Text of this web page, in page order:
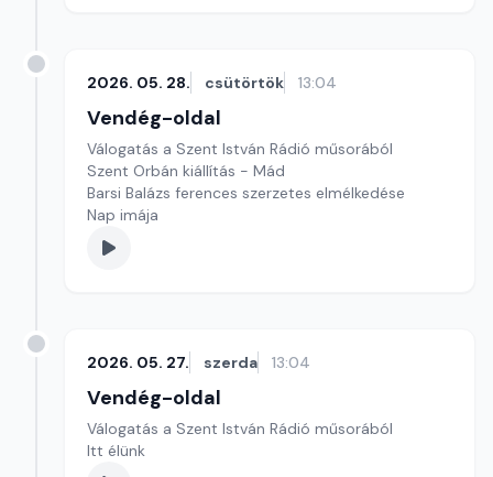
2026. 05. 28. csütörtök 13:04
Vendég-oldal
Válogatás a Szent István Rádió műsorából
Szent Orbán kiállítás - Mád
Barsi Balázs ferences szerzetes elmélkedése
Nap imája
2026. 05. 27. szerda 13:04
Vendég-oldal
Válogatás a Szent István Rádió műsorából
Itt élünk